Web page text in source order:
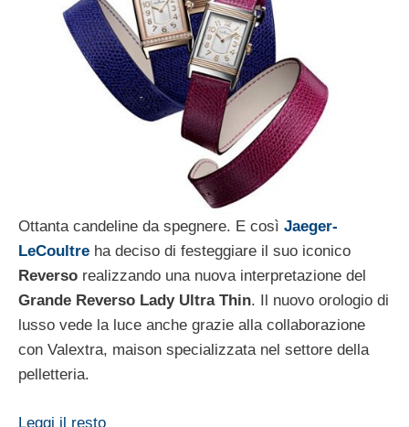
Ottanta candeline da spegnere. E così Jaeger-
LeCoultre ha deciso di festeggiare il suo iconico
Reverso realizzando una nuova interpretazione del
Grande Reverso Lady Ultra Thin. Il nuovo orologio di
lusso vede la luce anche grazie alla collaborazione
con Valextra, maison specializzata nel settore della
pelletteria.
Leggi il resto